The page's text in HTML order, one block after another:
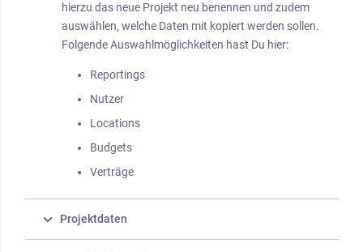
hierzu das neue Projekt neu benennen und zudem
auswählen, welche Daten mit kopiert werden sollen.
Folgende Auswahlmöglichkeiten hast Du hier:
Reportings
Nutzer
Locations
Budgets
Verträge
Projektdaten